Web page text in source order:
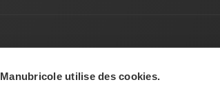
Manubricole utilise des cookies.